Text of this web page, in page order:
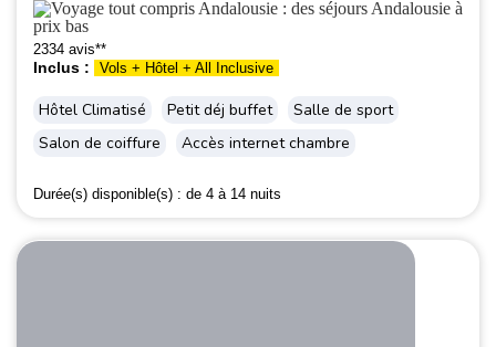
2334 avis**
Inclus : Vols + Hôtel + All Inclusive
Hôtel Climatisé Petit déj buffet
Salle de sport
Salon de coiffure
Accès internet chambre
Durée(s) disponible(s) : de 4 à 14 nuits